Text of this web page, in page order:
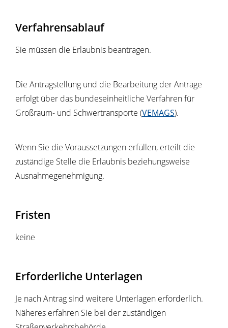
Verfahrensablauf
Sie müssen die Erlaubnis beantragen.
Die Antragstellung und die Bearbeitung der Anträge
erfolgt über das bundeseinheitliche Verfahren für
Großraum- und Schwertransporte (VEMAGS).
Wenn Sie die Voraussetzungen erfüllen, erteilt die
zuständige Stelle die Erlaubnis beziehungsweise
Ausnahmegenehmigung.
Fristen
keine
Erforderliche Unterlagen
Je nach Antrag sind weitere Unterlagen erforderlich.
Näheres erfahren Sie bei der zuständigen